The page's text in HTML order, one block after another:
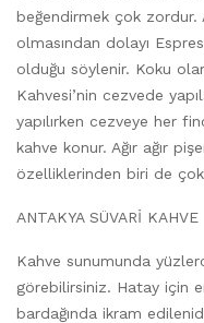
beğendirmek çok zordur.
olmasından dolayı
olduğu söylenir. Koku
Kahvesi’nin cezvede
yapılırken cezveye her
kahve konur. Ağır ağır
özelliklerinden biri de çok
ANTAKYA SÜVARİ KAHVE
Kahve sunumunda
görebilirsiniz. Hatay için
bardağında ikram